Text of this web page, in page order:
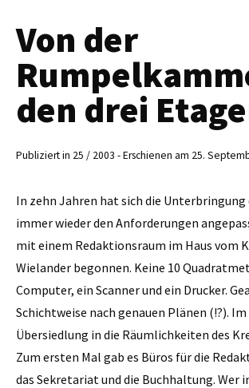
Von der
den drei
Publiziert in 25 / 2003 - Erschienen am 25.
In zehn Jahren hat sich die Unterbringung
immer wieder den Anforderungen
mit einem Redaktionsraum im Haus vom
Wielander begonnen. Keine 10
Computer, ein Scanner und ein Drucker.
Schichtweise nach genauen Plänen (!?).
Übersiedlung in die Räumlichkeiten des
Zum ersten Mal gab es Büros für die
das Sekretariat und die Buchhaltung. Wer